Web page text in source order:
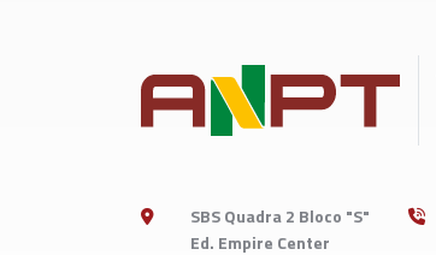
SBS Quadra 2 Bloco "S"
Ed. Empire Center